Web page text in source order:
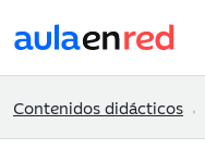
Contenidos didácticos